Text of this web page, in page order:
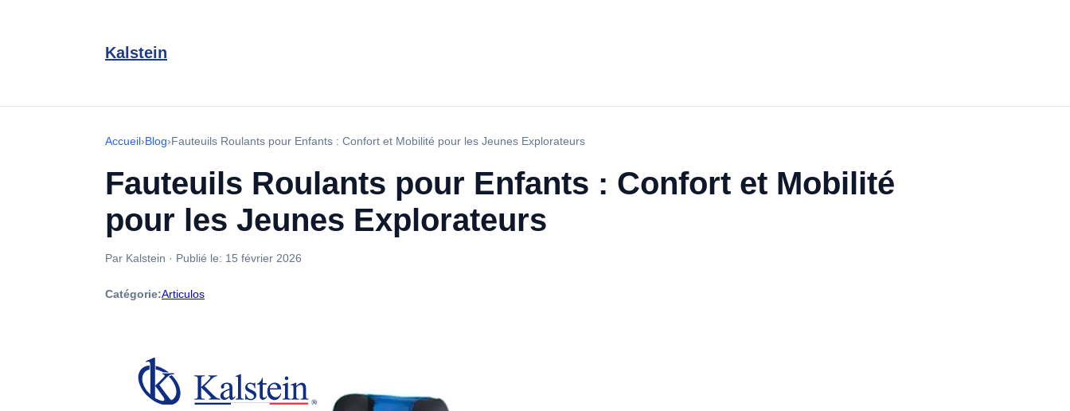
Kalstein
Accueil›Blog›Fauteuils Roulants pour Enfants : Confort et Mobilité pour les Jeunes Explorateurs
Fauteuils Roulants pour Enfants : Confort et Mobilité
pour les Jeunes Explorateurs
Par Kalstein · Publié le: 15 février 2026
Catégorie:Articulos